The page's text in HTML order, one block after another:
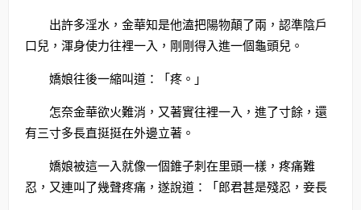
出許多淫水，金華知是他溘把陽物顛了兩，認準陰戶
口兒，渾身使力往裡一入，剛剛得入進一個龜頭兒。
嬌娘往後一縮叫道：「疼。」
怎奈金華欲火難消，又著實往裡一入，進了寸餘，還
有三寸多長直挺挺在外邊立著。
嬌娘被這一入就像一個錐子刺在里頭一樣，疼痛難
忍，又連叫了幾聲疼痛，遂說道：「郎君甚是殘忍，妾長